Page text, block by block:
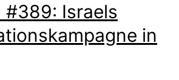
#389: Israels
in